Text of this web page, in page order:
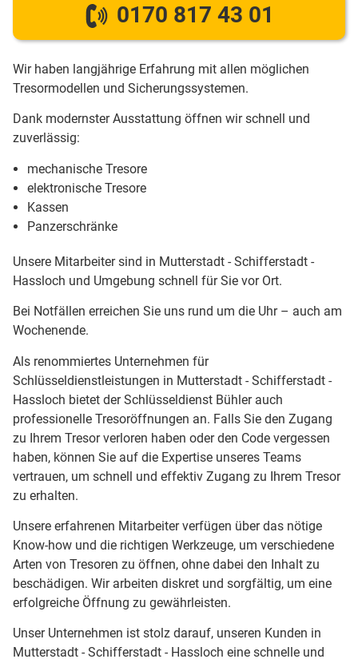
0170 817 43 01
Wir haben langjährige Erfahrung mit allen möglichen
Tresormodellen und Sicherungssystemen.
Dank modernster Ausstattung öffnen wir schnell und
zuverlässig:
mechanische Tresore
elektronische Tresore
Kassen
Panzerschränke
Unsere Mitarbeiter sind in Mutterstadt - Schifferstadt -
Hassloch und Umgebung schnell für Sie vor Ort.
Bei Notfällen erreichen Sie uns rund um die Uhr – auch am
Wochenende.
Als renommiertes Unternehmen für
Schlüsseldienstleistungen in Mutterstadt - Schifferstadt -
Hassloch bietet der Schlüsseldienst Bühler auch
professionelle Tresoröffnungen an. Falls Sie den Zugang
zu Ihrem Tresor verloren haben oder den Code vergessen
haben, können Sie auf die Expertise unseres Teams
vertrauen, um schnell und effektiv Zugang zu Ihrem Tresor
zu erhalten.
Unsere erfahrenen Mitarbeiter verfügen über das nötige
Know-how und die richtigen Werkzeuge, um verschiedene
Arten von Tresoren zu öffnen, ohne dabei den Inhalt zu
beschädigen. Wir arbeiten diskret und sorgfältig, um eine
erfolgreiche Öffnung zu gewährleisten.
Unser Unternehmen ist stolz darauf, unseren Kunden in
Mutterstadt - Schifferstadt - Hassloch eine schnelle und